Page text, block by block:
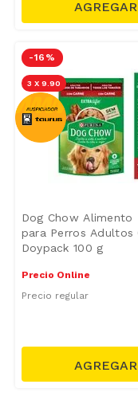
-16 %
3 X 9.90
Dog Chow Alimento
para Perros Adultos
Doypack 100 g
Precio Online
Precio regular